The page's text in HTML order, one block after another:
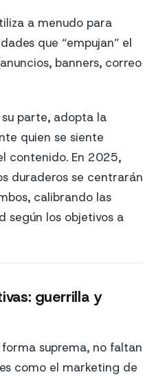
a menudo para
que “empujan” el
banners, correo
parte, adopta la
quien se siente
contenido. En 2025,
duraderos se centrarán
calibrando las
según los objetivos a
guerrilla y
suprema, no faltan
como el marketing de